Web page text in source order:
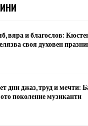
вяра и благослов:
своя духовен
дни джаз, труд и мечти:
поколение музиканти